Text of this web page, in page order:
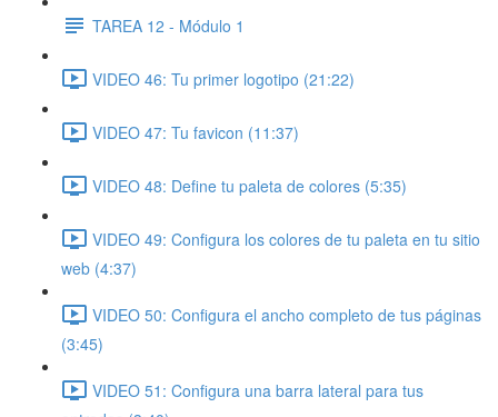
TAREA 12 - Módulo 1
VIDEO 46: Tu primer logotipo (21:22)
VIDEO 47: Tu favicon (11:37)
VIDEO 48: Define tu paleta de colores (5:35)
VIDEO 49: Configura los colores de tu paleta en tu sitio
web (4:37)
VIDEO 50: Configura el ancho completo de tus páginas
(3:45)
VIDEO 51: Configura una barra lateral para tus